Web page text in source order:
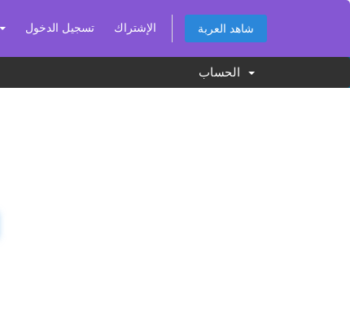
تسجيل الدخول الإشتراك شاهد العربة